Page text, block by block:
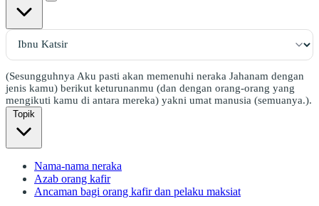
(Sesungguhnya Aku pasti akan memenuhi neraka Jahanam dengan
jenis kamu) berikut keturunanmu (dan dengan orang-orang yang
mengikuti kamu di antara mereka) yakni umat manusia (semuanya.).
Topik
Nama-nama neraka
Azab orang kafir
Ancaman bagi orang kafir dan pelaku maksiat